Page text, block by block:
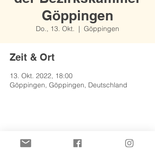
Göppingen
Do., 13. Okt.
  |
Göppingen
Zeit & Ort
13. Okt. 2022, 18:00
Göppingen, Göppingen, Deutschland
Diese Veranstaltung teilen